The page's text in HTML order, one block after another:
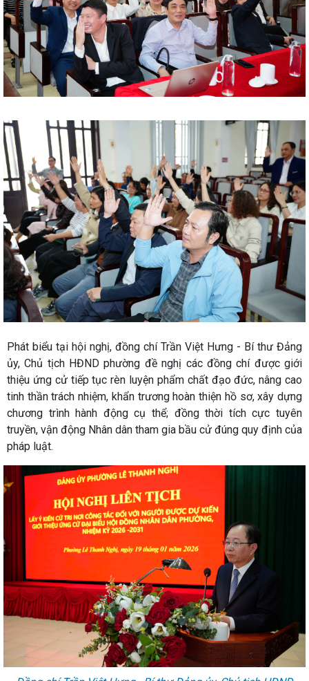
Phát biểu tại hội nghị, đồng chí Trần Việt Hưng - Bí thư Đảng
ủy, Chủ tịch HĐND phường đề nghị các đồng chí được giới
thiệu ứng cử tiếp tục rèn luyện phẩm chất đạo đức, nâng cao
tinh thần trách nhiệm, khẩn trương hoàn thiện hồ sơ, xây dựng
chương trình hành động cụ thể; đồng thời tích cực tuyên
truyền, vận động Nhân dân tham gia bầu cử đúng quy định của
pháp luật.